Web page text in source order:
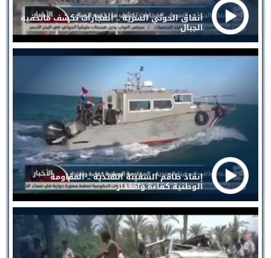
أنفاق الحوثي السرية .. انفجارات تكشف ماتخفيه
الجبال
إنقاذ طاقم السفينة الهندية .. المقاومة
الوطنية كفاءة واقتدار